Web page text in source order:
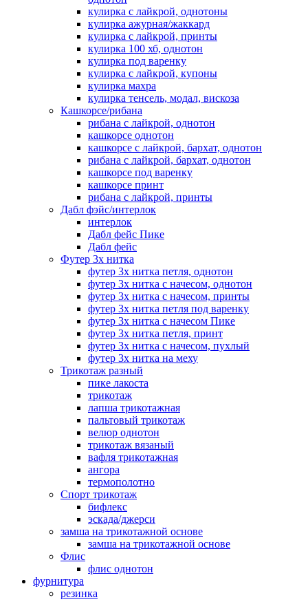
кулирка с лайкрой, однотоны
кулирка ажурная/жаккард
кулирка с лайкрой, принты
кулирка 100 хб, однотон
кулирка под варенку
кулирка с лайкрой, купоны
кулирка махра
кулирка тенсель, модал, вискоза
Кашкорсе/рибана
рибана с лайкрой, однотон
кашкорсе однотон
кашкорсе с лайкрой, бархат, однотон
рибана с лайкрой, бархат, однотон
кашкорсе под варенку
кашкорсе принт
рибана с лайкрой, принты
Дабл фэйс/интерлок
интерлок
Дабл фейс Пике
Дабл фейс
Футер 3х нитка
футер 3х нитка петля, однотон
футер 3х нитка с начесом, однотон
футер 3х нитка с начесом, принты
футер 3х нитка петля под варенку
футер 3х нитка с начесом Пике
футер 3х нитка петля, принт
футер 3х нитка с начесом, пухлый
футер 3х нитка на меху
Трикотаж разный
пике лакоста
трикотаж
лапша трикотажная
пальтовый трикотаж
велюр однотон
трикотаж вязаный
вафля трикотажная
ангора
термополотно
Спорт трикотаж
бифлекс
эскада/джерси
замша на трикотажной основе
замша на трикотажной основе
Флис
флис однотон
фурнитура
резинка